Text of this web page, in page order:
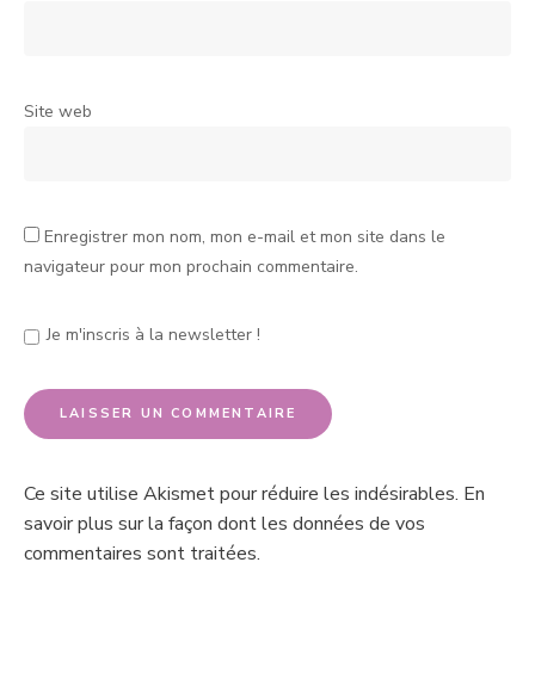
Site web
Enregistrer mon nom, mon e-mail et mon site dans le
navigateur pour mon prochain commentaire.
Je m'inscris à la newsletter !
Ce site utilise Akismet pour réduire les indésirables. En
savoir plus sur la façon dont les données de vos
commentaires sont traitées.